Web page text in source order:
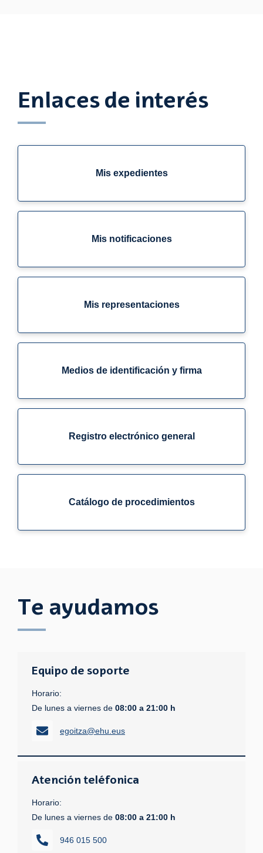
Enlaces de interés
Mis expedientes
Mis notificaciones
Mis representaciones
Medios de identificación y firma
Registro electrónico general
Catálogo de procedimientos
Te ayudamos
Equipo de soporte
Horario:
De lunes a viernes de 08:00 a 21:00 h
egoitza@ehu.eus
Atención teléfonica
Horario:
De lunes a viernes de 08:00 a 21:00 h
946 015 500